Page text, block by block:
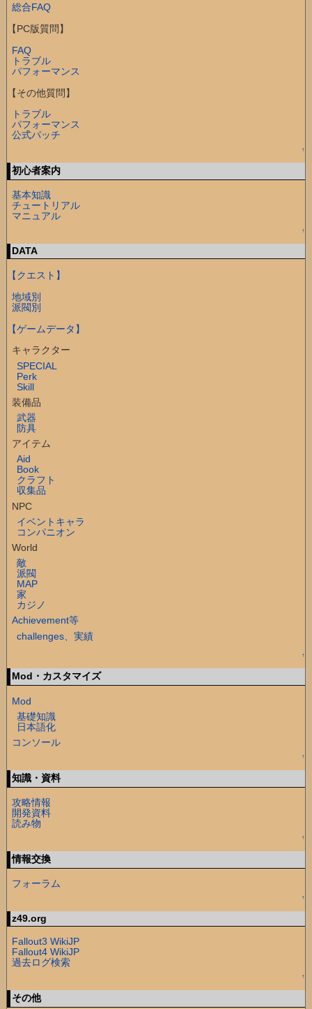
総合FAQ
【PC版質問】
FAQ
トラブル
パフォーマンス
【その他質問】
トラブル
パフォーマンス
公式パッチ
↑
初心者案内
基本知識
チュートリアル
マニュアル
↑
DATA
【クエスト】
地域別
派閥別
【ゲームデータ】
キャラクター
SPECIAL
Perk
Skill
装備品
武器
防具
アイテム
Aid
Book
クラフト
収集品
NPC
イベントキャラ
コンパニオン
World
敵
派閥
MAP
家
カジノ
Achievement等
challenges、実績
↑
Mod・カスタマイズ
Mod
基礎知識
日本語化
コンソール
↑
知識・資料
攻略情報
開発資料
読み物
↑
情報交換
フォーラム
↑
z49.org
Fallout3 WikiJP
Fallout4 WikiJP
過去ログ検索
↑
その他